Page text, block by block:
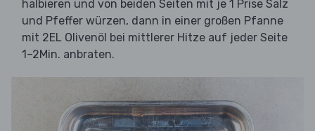
halbieren und von beiden Seiten mit je 1 Prise Salz
und Pfeffer würzen, dann in einer großen Pfanne
mit 2EL Olivenöl bei mittlerer Hitze auf jeder Seite
1–2Min. anbraten.